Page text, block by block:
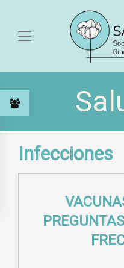
Infecciones